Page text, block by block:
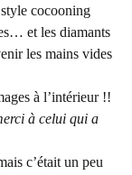
cocooning
et les diamants
les mains vides
à l’intérieur !!
à celui qui a
c’était un peu